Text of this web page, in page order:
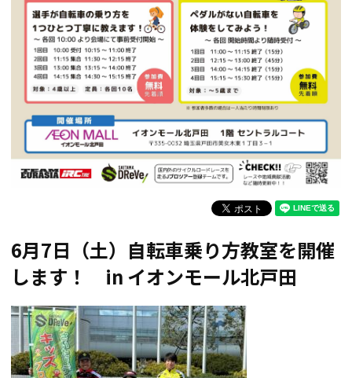
6月7日（土）自転車乗り方教室を開催
します！ in イオンモール北戸田